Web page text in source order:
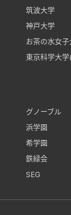
筑波大学
神戸大学
お茶の水女子
東京科学大
グノーブル
浜学園
希学園
鉄緑会
SEG